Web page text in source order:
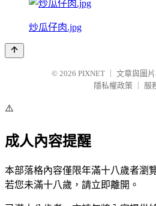
炒瓜仔肉.jpg
© 2026 PIXNET
文章與圖
隱私權政策
服
⚠️
成人內容提醒
本部落格內容僅限年滿十八歲者瀏
若您未滿十八歲，請立即離開。